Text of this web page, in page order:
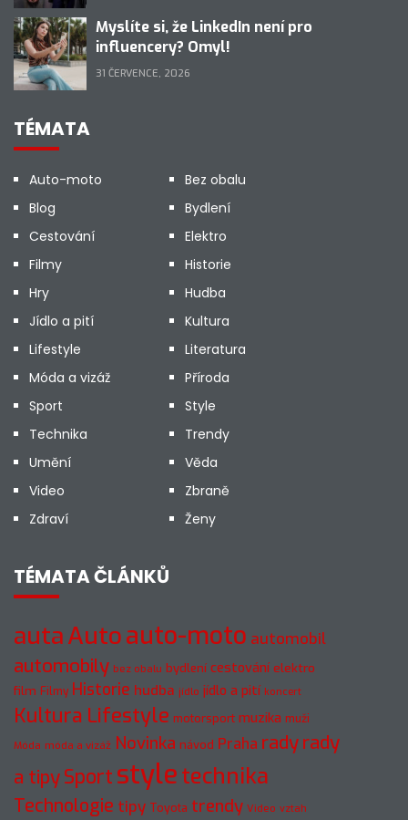
Myslíte si, že LinkedIn není pro
influencery? Omyl!
31 ČERVENCE, 2026
TÉMATA
Auto-moto
Bez obalu
Blog
Bydlení
Cestování
Elektro
Filmy
Historie
Hry
Hudba
Jídlo a pití
Kultura
Lifestyle
Literatura
Móda a vizáž
Příroda
Sport
Style
Technika
Trendy
Umění
Věda
Video
Zbraně
Zdraví
Ženy
TÉMATA ČLÁNKŮ
autaAutoauto-moto automobil
automobily bez obalu bydlení cestování elektro
film Filmy Historie hudba jídlo jídlo a pití koncert
Kultura Lifestyle motorsport muzika muži
Móda móda a vizáž Novinka návod Praha radyrady
a tipySport styletechnika
Technologie tipy Toyota trendy Video vztah